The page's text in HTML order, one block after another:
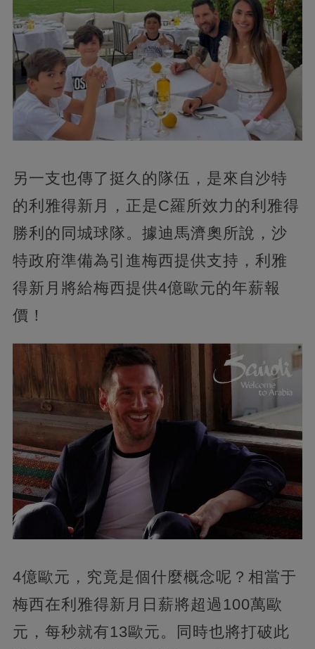
另一支也傳了挺久的隊伍，是來自沙特
的利雅得新月，正是C羅所效力的利雅得
勝利的同城球隊。據迪馬濟奧所說，沙
特政府準備為引進梅西提供支持，利雅
得新月將給梅西提供4億歐元的年薪報
價！
4億歐元，究竟是個什麼概念呢？相當于
梅西在利雅得新月日薪將超過100萬歐
元，每秒就有13歐元。同時也將打破此